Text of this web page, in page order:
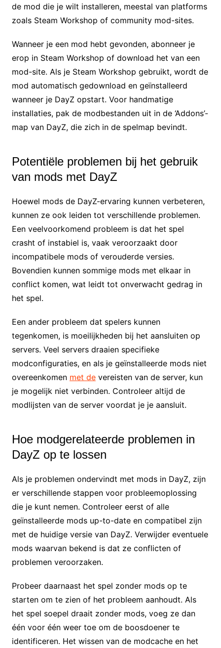
de mod die je wilt installeren, meestal van platforms
zoals Steam Workshop of community mod-sites.
Wanneer je een mod hebt gevonden, abonneer je
erop in Steam Workshop of download het van een
mod-site. Als je Steam Workshop gebruikt, wordt de
mod automatisch gedownload en geïnstalleerd
wanneer je DayZ opstart. Voor handmatige
installaties, pak de modbestanden uit in de ‘Addons’-
map van DayZ, die zich in de spelmap bevindt.
Potentiële problemen bij het gebruik
van mods met DayZ
Hoewel mods de DayZ-ervaring kunnen verbeteren,
kunnen ze ook leiden tot verschillende problemen.
Een veelvoorkomend probleem is dat het spel
crasht of instabiel is, vaak veroorzaakt door
incompatibele mods of verouderde versies.
Bovendien kunnen sommige mods met elkaar in
conflict komen, wat leidt tot onverwacht gedrag in
het spel.
Een ander probleem dat spelers kunnen
tegenkomen, is moeilijkheden bij het aansluiten op
servers. Veel servers draaien specifieke
modconfiguraties, en als je geïnstalleerde mods niet
overeenkomen met devereisten van de server, kun
je mogelijk niet verbinden. Controleer altijd de
modlijsten van de server voordat je je aansluit.
Hoe modgerelateerde problemen in
DayZ op te lossen
Als je problemen ondervindt met mods in DayZ, zijn
er verschillende stappen voor probleemoplossing
die je kunt nemen. Controleer eerst of alle
geïnstalleerde mods up-to-date en compatibel zijn
met de huidige versie van DayZ. Verwijder eventuele
mods waarvan bekend is dat ze conflicten of
problemen veroorzaken.
Probeer daarnaast het spel zonder mods op te
starten om te zien of het probleem aanhoudt. Als
het spel soepel draait zonder mods, voeg ze dan
één voor één weer toe om de boosdoener te
identificeren. Het wissen van de modcache en het